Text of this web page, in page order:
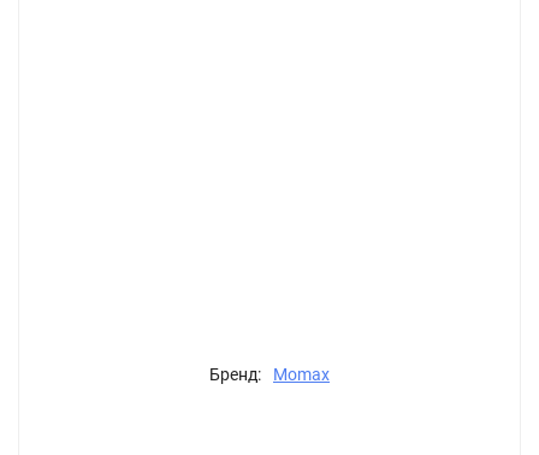
Бренд: Momax